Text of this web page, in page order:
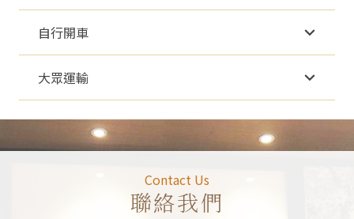
自行開車
大眾運輸
Contact Us
聯絡我們